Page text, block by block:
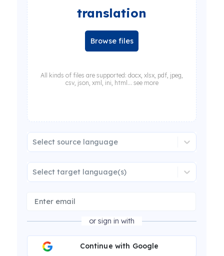
translation
Browse files
All kinds of files are supported: docx, xlsx, pdf, jpeg,
csv, json, xml, ini, html... see more
Select source language
Select target language(s)
or sign in with
Continue with Google